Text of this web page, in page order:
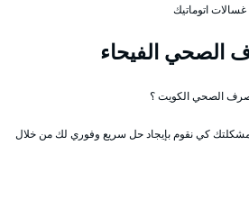
اتوماتيك
الصحي الفيحاء
الصحي الكويت ؟
كي نقوم بإيجاد حل سريع وفوري لك من خلال